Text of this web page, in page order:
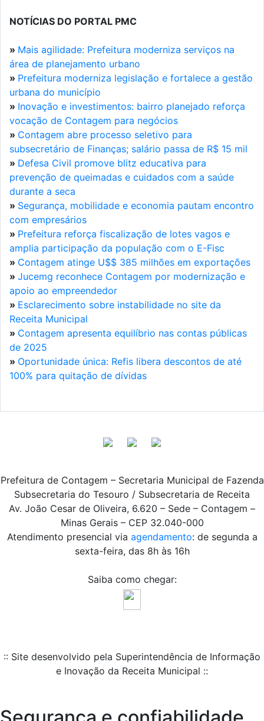
NOTÍCIAS DO PORTAL PMC
» Mais agilidade: Prefeitura moderniza serviços na
área de planejamento urbano
» Prefeitura moderniza legislação e fortalece a gestão
urbana do município
» Inovação e investimentos: bairro planejado reforça
vocação de Contagem para negócios
» Contagem abre processo seletivo para
subsecretário de Finanças; salário passa de R$ 15 mil
» Defesa Civil promove blitz educativa para
prevenção de queimadas e cuidados com a saúde
durante a seca
» Segurança, mobilidade e economia pautam encontro
com empresários
» Prefeitura reforça fiscalização de lotes vagos e
amplia participação da população com o E-Fisc
» Contagem atinge U$$ 385 milhões em exportações
» Jucemg reconhece Contagem por modernização e
apoio ao empreendedor
» Esclarecimento sobre instabilidade no site da
Receita Municipal
» Contagem apresenta equilíbrio nas contas públicas
de 2025
» Oportunidade única: Refis libera descontos de até
100% para quitação de dívidas
Prefeitura de Contagem – Secretaria Municipal de Fazenda
Subsecretaria do Tesouro / Subsecretaria de Receita
Av. João Cesar de Oliveira, 6.620 – Sede – Contagem –
Minas Gerais – CEP 32.040-000
Atendimento presencial via agendamento: de segunda a
sexta-feira, das 8h às 16h
Saiba como chegar:
:: Site desenvolvido pela Superintendência de Informação
e Inovação da Receita Municipal ::